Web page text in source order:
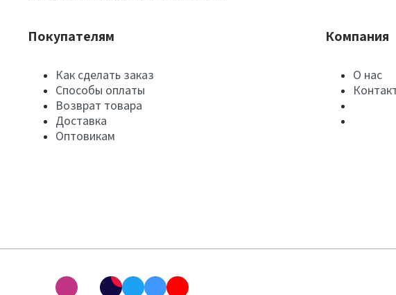
Покупателям
Как сделать заказ
Способы оплаты
Возврат товара
Доставка
Оптовикам
Компания
О нас